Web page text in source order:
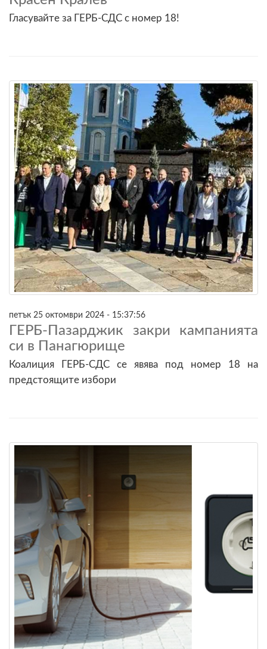
Гласувайте за ГЕРБ-СДС с номер 18!
петък 25 октомври 2024 - 15:37:56
ГЕРБ-Пазарджик закри кампанията
си в Панагюрище
Коалиция ГЕРБ-СДС се явява под номер 18 на
предстоящите избори